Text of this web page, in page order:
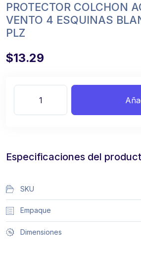
PROTECTOR COLCHON
VENTO 4 ESQUINAS
PLZ
$13.29
Especificaciones del
SKU
Empaque
Dimensiones